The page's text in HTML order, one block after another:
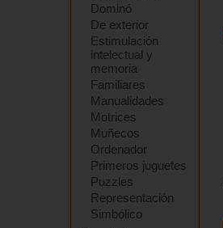
Dominó
De exterior
Estimulación
intelectual y
memoria
Familiares
Manualidades
Motrices
Muñecos
Ordenador
Primeros juguetes
Puzzles
Representación
Simbólico